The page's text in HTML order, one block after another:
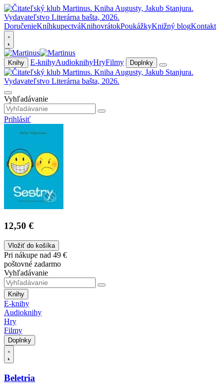
DoručenieKníhkupectváKnihovrátokPoukážkyKnižný blogKontakt
Knihy E-knihyAudioknihyHryFilmy Doplnky
Vyhľadávanie
Prihlásiť
12,50 €
Vložiť do košíka
Pri nákupe nad 49 €
poštovné zadarmo
Vyhľadávanie
Knihy
E-knihy
Audioknihy
Hry
Filmy
Doplnky
Beletria